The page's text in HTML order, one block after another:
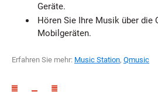
Geräte.
Hören Sie Ihre Musik über die
Mobilgeräten.
Erfahren Sie mehr: Music Station, Qmusic